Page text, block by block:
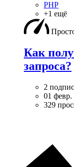
PHP
+1 ещё
Как
запроса?
2
01 февр.
329